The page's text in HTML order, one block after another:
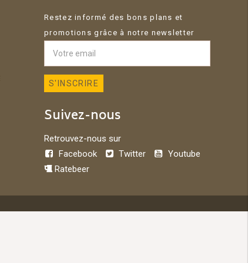
Restez informé des bons plans et
promotions grâce à notre newsletter
Suivez-nous
Retrouvez-nous sur
Facebook
Twitter
Youtube
Ratebeer